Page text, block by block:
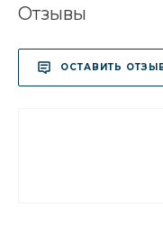
Отзывы
ОСТАВИТЬ